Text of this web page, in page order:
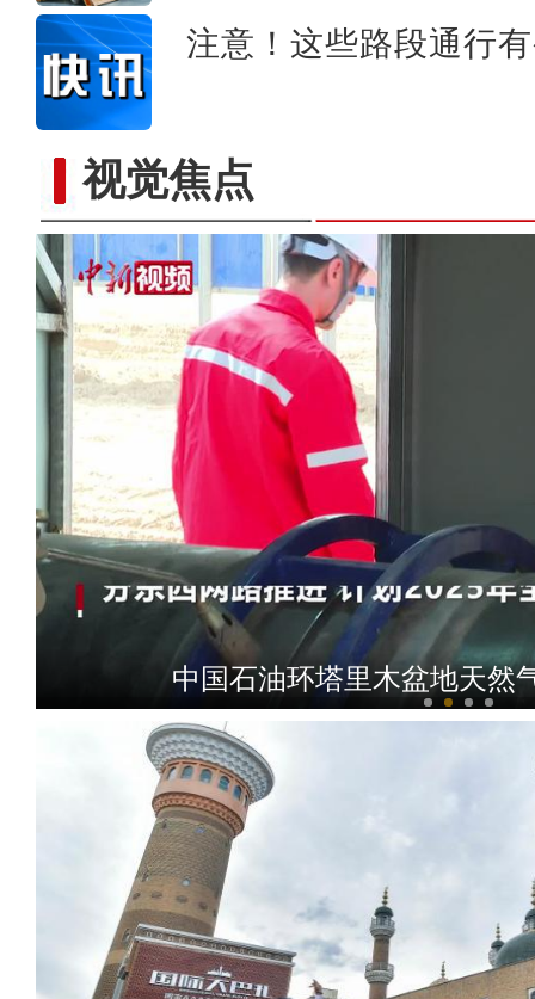
注意！这些路段通行
视觉焦点“杭州-阿克苏同心杯”2024
中国石油环塔里木盆地天然